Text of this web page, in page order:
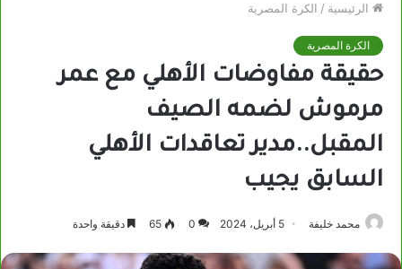
الرئيسية / الكرة المصرية
الكرة المصرية
حقيقة مفاوضات الأهلي مع عمر
مرموش لضمه الصيف
المقبل..مدير تعاقدات الأهلي
السابق يجيب
محمد خليفة 5 أبريل، 2024 0
65 دقيقة واحدة